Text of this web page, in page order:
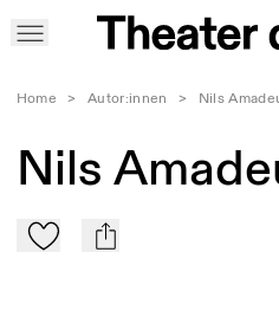
Home > Autor:innen > Nils
Nils
Zu Mein-TdZ hinzufügen
mail